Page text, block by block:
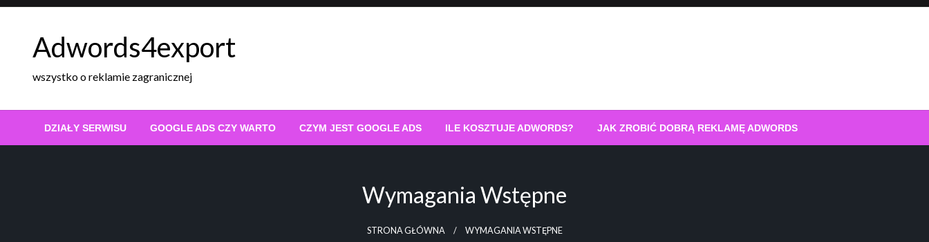
Skip
Adwords4export
wszystko o reklamie zagranicznej
DZIAŁY SERWISU GOOGLE ADS CZY WARTO CZYM JEST GOOGLE ADS ILE KOSZTUJE ADWORDS? JAK ZROBIĆ DOBRĄ REKLAMĘ ADWORDS
Wymagania Wstępne
STRONA GŁÓWNA WYMAGANIA WSTĘPNE